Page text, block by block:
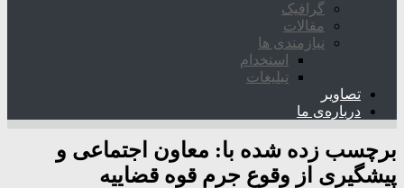
گرافیک
مقالات
نیازمندی ها
استخدام
تبلیغات
تصاویر
درباره‌ی ما
برچسب زده شده با: معاون اجتماعی و
پیشگیری از وقوع جرم قوه قضاییه